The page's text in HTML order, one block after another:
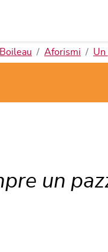
Aforismi Un
un